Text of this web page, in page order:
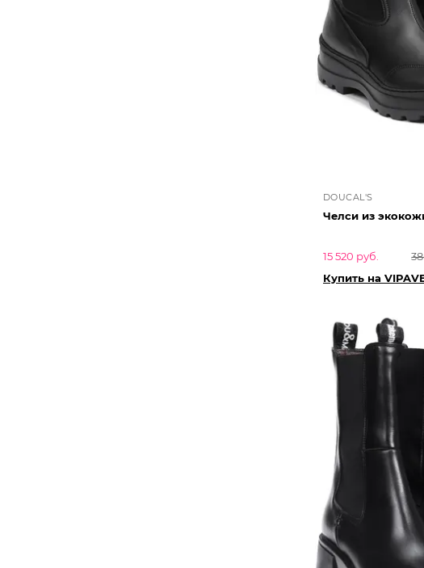
DOUCAL'S
Челси из
15 520 руб.
Купить на